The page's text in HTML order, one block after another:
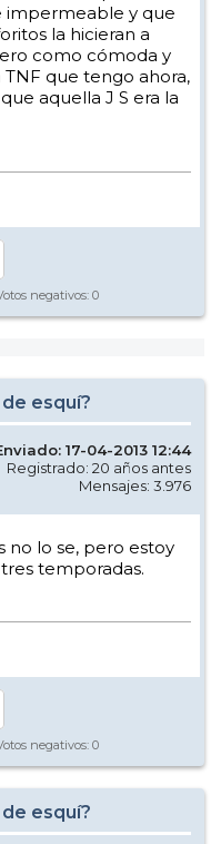
impermeable y que
la hicieran a
como cómoda y
TNF que tengo ahora,
aquella J S era la
negativos: 0
esquí?
17-04-2013 12:44
Registrado: 20 años antes
Mensajes: 3.976
no lo se, pero estoy
temporadas.
negativos: 0
esquí?